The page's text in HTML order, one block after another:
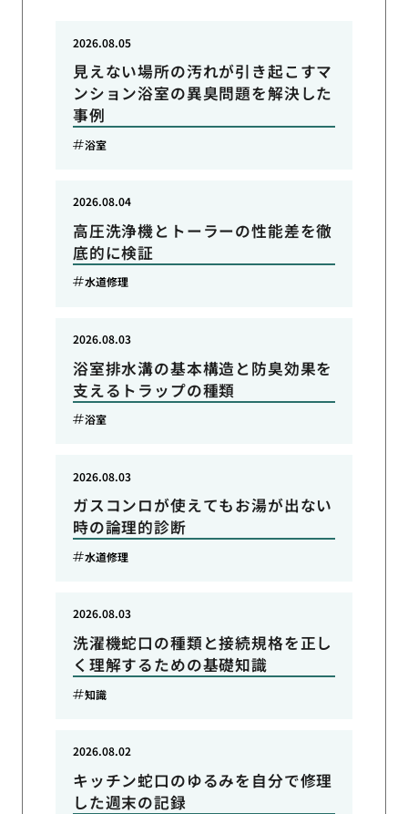
見えない場所の汚れが引き起こすマ
ンション浴室の異臭問題を解決した
事例
2026.08.05
浴室
高圧洗浄機とトーラーの性能差を徹
底的に検証
2026.08.04
水道修理
浴室排水溝の基本構造と防臭効果を
支えるトラップの種類
2026.08.03
浴室
ガスコンロが使えてもお湯が出ない
時の論理的診断
2026.08.03
水道修理
洗濯機蛇口の種類と接続規格を正し
く理解するための基礎知識
2026.08.03
知識
キッチン蛇口のゆるみを自分で修理
した週末の記録
2026.08.02